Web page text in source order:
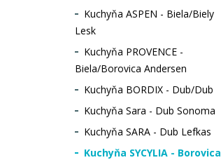
Kuchyňa ASPEN - Biela/Biely
Lesk
Kuchyňa PROVENCE -
Biela/Borovica Andersen
Kuchyňa BORDIX - Dub/Dub
Kuchyňa Sara - Dub Sonoma
Kuchyňa SARA - Dub Lefkas
Kuchyňa SYCYLIA - Borovica